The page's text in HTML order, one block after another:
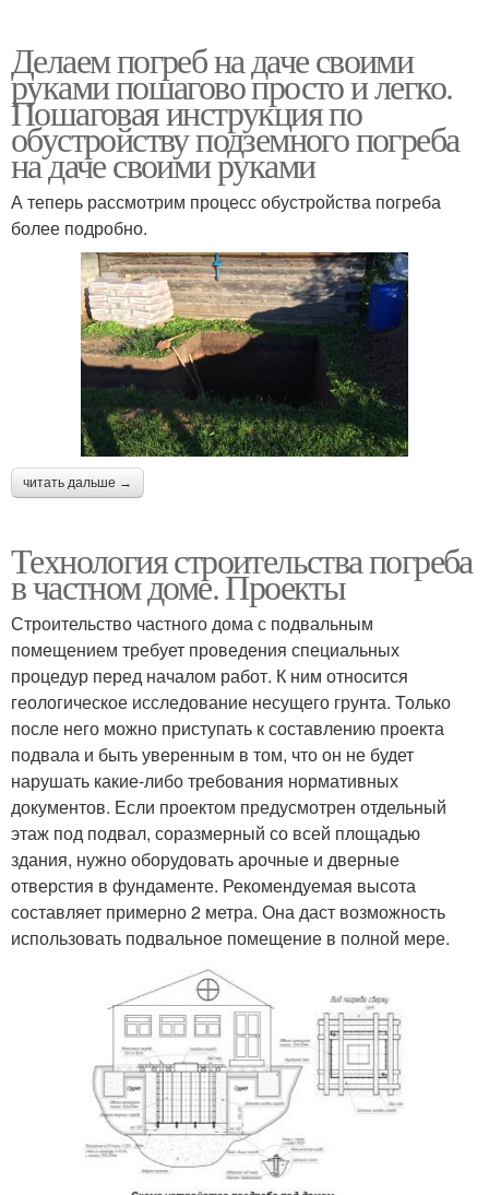
Делаем погреб на даче своими
руками пошагово просто и легко.
Пошаговая инструкция по
обустройству подземного погреба
на даче своими руками
А теперь рассмотрим процесс обустройства погреба
более подробно.
читать дальше →
Технология строительства погреба
в частном доме. Проекты
Строительство частного дома с подвальным
помещением требует проведения специальных
процедур перед началом работ. К ним относится
геологическое исследование несущего грунта. Только
после него можно приступать к составлению проекта
подвала и быть уверенным в том, что он не будет
нарушать какие-либо требования нормативных
документов. Если проектом предусмотрен отдельный
этаж под подвал, соразмерный со всей площадью
здания, нужно оборудовать арочные и дверные
отверстия в фундаменте. Рекомендуемая высота
составляет примерно 2 метра. Она даст возможность
использовать подвальное помещение в полной мере.